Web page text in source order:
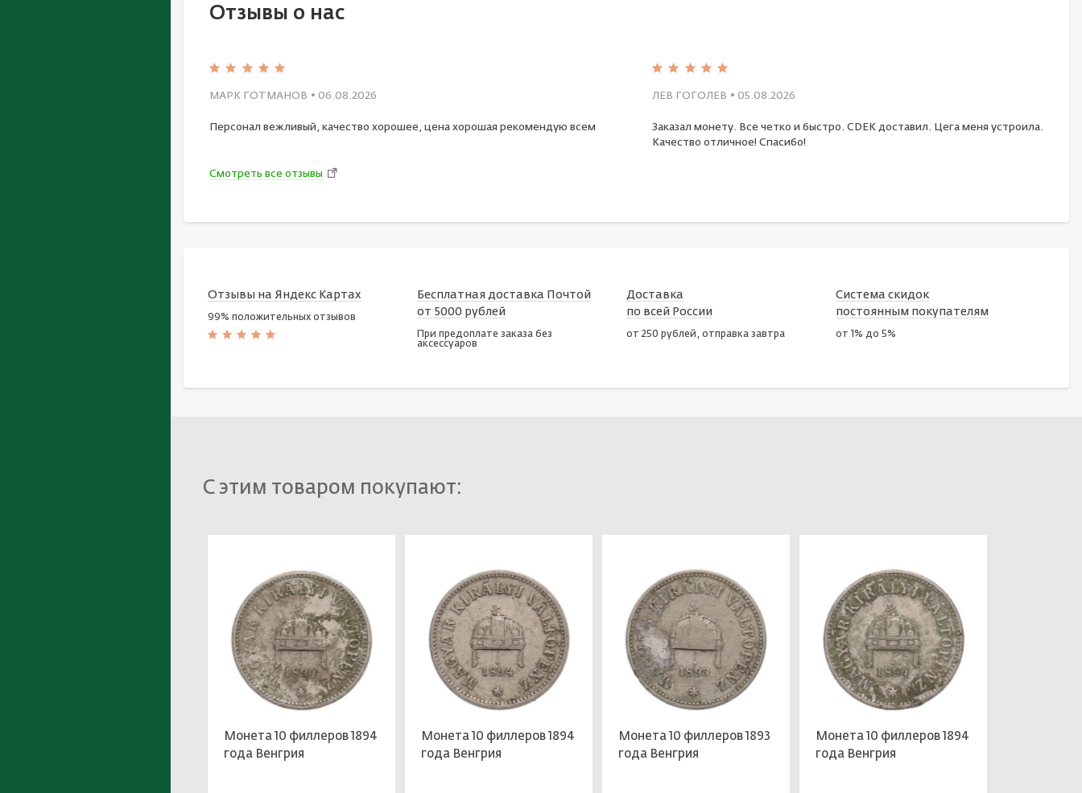
Отзывы о нас
МАРК ГОТМАНОВ • 06.08.2026
Персонал вежливый, качество хорошее, цена хорошая рекомендую всем
ЛЕВ ГОГОЛЕВ • 05.08.2026
Заказал монету. Все четко и быстро. CDEK доставил. Цега меня устроила.
Качество отличное! Спасибо!
Смотреть все отзывы
Отзывы на Яндекс Картах
99% положительных отзывов
Бесплатная доставка Почтой
от 5000 рублей
При предоплате заказа без
аксессуаров
Доставка
по всей России
от 250 рублей, отправка завтра
Система скидок
постоянным покупателям
от 1% до 5%
С этим товаром покупают:
Монета 10 филлеров 1894
года Венгрия
Монета 10 филлеров 1894
года Венгрия
Монета 10 филлеров 1893
года Венгрия
Монета 10 филлеров 1894
года Венгрия